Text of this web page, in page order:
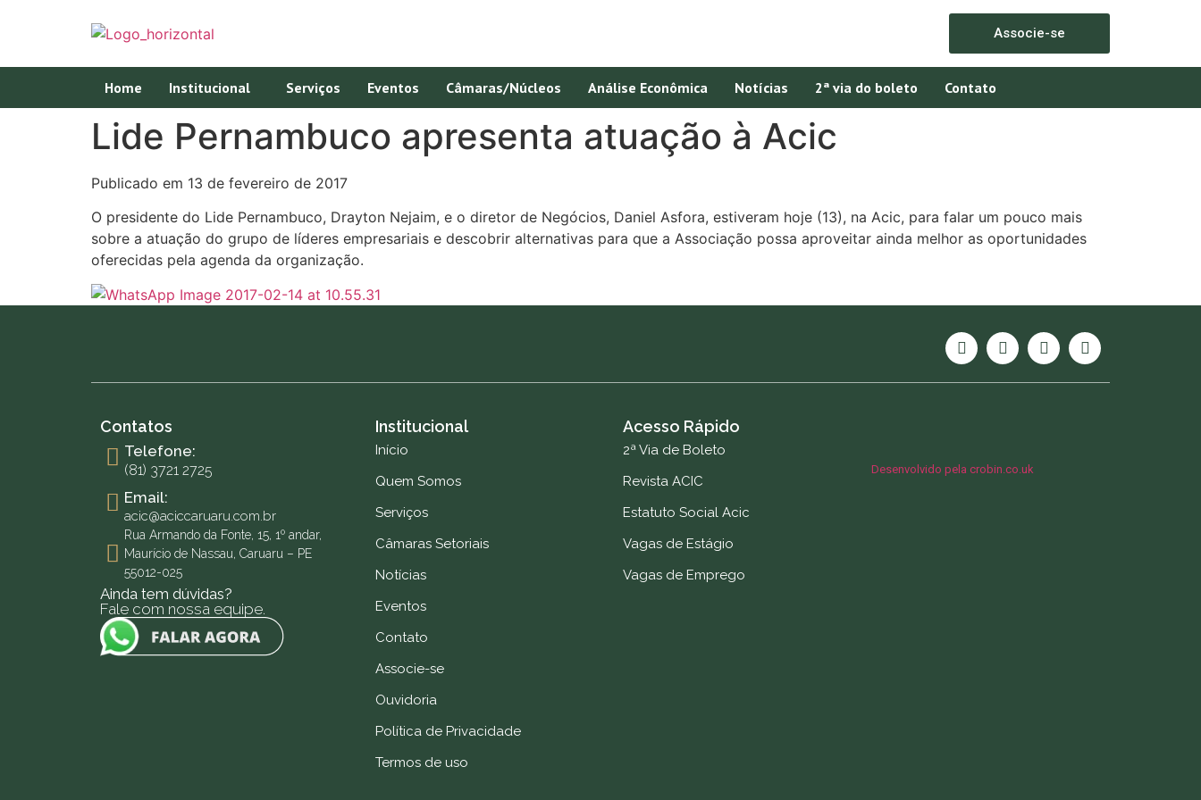
Associe-se
Home Institucional Serviços Eventos Câmaras/Núcleos Análise Econômica Notícias 2ª via do boleto Contato
Lide Pernambuco apresenta atuação à Acic
Publicado em 13 de fevereiro de 2017
O presidente do Lide Pernambuco, Drayton Nejaim, e o diretor de Negócios, Daniel Asfora, estiveram hoje (13), na Acic, para falar um pouco mais
sobre a atuação do grupo de líderes empresariais e descobrir alternativas para que a Associação possa aproveitar ainda melhor as oportunidades
oferecidas pela agenda da organização.
Contatos
Telefone:
(81) 3721 2725
Email:
acic@aciccaruaru.com.br
Rua Armando da Fonte, 15, 1º andar,
Maurício de Nassau, Caruaru – PE
55012-025
Ainda tem dúvidas?
Fale com nossa equipe.
Institucional
Início
Quem Somos
Serviços
Câmaras Setoriais
Notícias
Eventos
Contato
Associe-se
Ouvidoria
Política de Privacidade
Termos de uso
Acesso Rápido
2ª Via de Boleto
Revista ACIC
Estatuto Social Acic
Vagas de Estágio
Vagas de Emprego
Desenvolvido pela crobin.co.uk